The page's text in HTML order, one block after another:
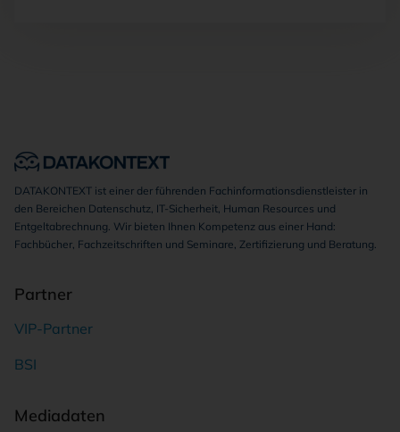
DATAKONTEXT ist einer der führenden Fachinformationsdienstleister in
den Bereichen Datenschutz, IT-Sicherheit, Human Resources und
Entgeltabrechnung. Wir bieten Ihnen Kompetenz aus einer Hand:
Fachbücher, Fachzeitschriften und Seminare, Zertifizierung und Beratung.
Partner
VIP-Partner
BSI
Mediadaten